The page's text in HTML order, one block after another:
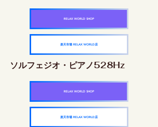
RELAX WORLD SHOP
楽天市場 RELAX WORLD店
ソルフェジオ・ピアノ528Hz
RELAX WORLD SHOP
楽天市場 RELAX WORLD店